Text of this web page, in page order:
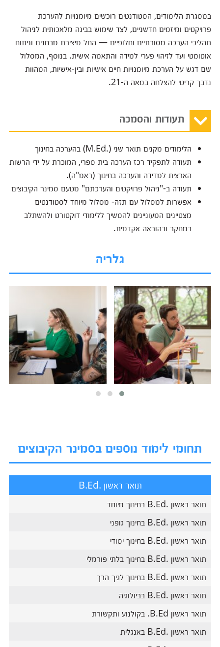
במסגרת הלימודים, הסטודנטים רוכשים מיומנויות להערכת
פרויקטים ומיזמים חדשניים, לצד שימוש בבינה מלאכותית לניהול
תהליכי הערכה מסורתיים וחלופיים — החל מיצירת מבחנים וניתוח
אוטומטי ועד לזיהוי פערי למידה והתאמה אישית. בנוסף, המסלול
שם דגש על הערכת מיומנויות חיים אישיות ובין-אישיות, המהוות
נדבך קריטי להצלחה במאה ה-21.
תעודות והסמכה
הלימודים מקנים תואר שני (.M.Ed) בהערכה בחינוך
תעודה לתפקיד רכז הערכה בית ספרי, המוכרת על ידי הרשות
הארצית למדידה והערכה בחינוך (ראמ"ה).
תעודה ב-"ניהול פרויקטים והערכתם" מטעם סמינר הקיבוצים
אפשרות למסלול עם תזה- מסלול מיוחד לסטודנטים
מצטיינים המעוניינים להמשיך ללימודי דוקטורט ולהשתלב
במחקר ובהוראה אקדמית.
גלריה
תחומי לימוד נוספים בסמינר הקיבוצים
תואר ראשון .B.Ed
תואר ראשון .B.Ed בחינוך מיוחד
תואר ראשון .B.Ed בחינוך גופני
תואר ראשון .B.Ed בחינוך יסודי
תואר ראשון .B.Ed בחינוך בלתי פורמלי
תואר ראשון .B.Ed בחינוך לגיך הרך
תואר ראשון .B.Ed בביולוגיה
תואר ראשון B.Ed. בקולנוע ותקשורת
תואר ראשון .B.Ed באנגלית